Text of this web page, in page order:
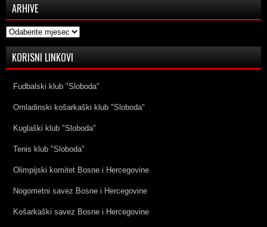
ARHIVE
Arhive
KORISNI LINKOVI
Fudbalski klub "Sloboda"
Omladinski košarkaški klub "Sloboda"
Kuglaški klub "Sloboda"
Tenis klub "Sloboda"
Olimpijski komitet Bosne i Hercegovine
Nogometni savez Bosne i Hercegovine
Košarkaški savez Bosne i Hercegovine